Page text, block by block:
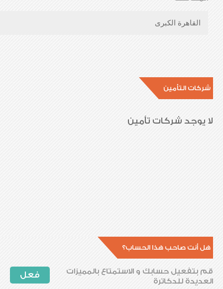
القاهرة الكبرى
شركات التأمين
لا يوجد شركات تأمين
هل أنت صاحب هذا الحساب؟
فعل
قم بتفعيل حسابك و الاستمتاع بالمميزات
العديدة للدكاترة